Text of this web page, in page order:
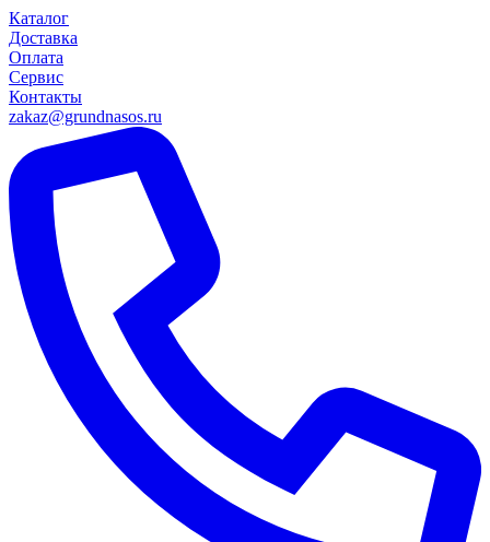
Каталог
Доставка
Оплата
Сервис
Контакты
zakaz@grundnasos.ru